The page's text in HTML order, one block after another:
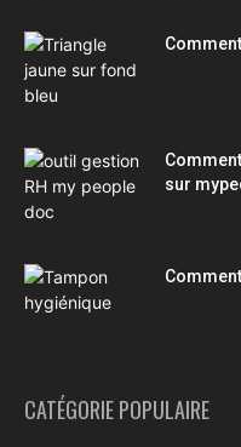
sur
CATÉGORIE POPULAIRE